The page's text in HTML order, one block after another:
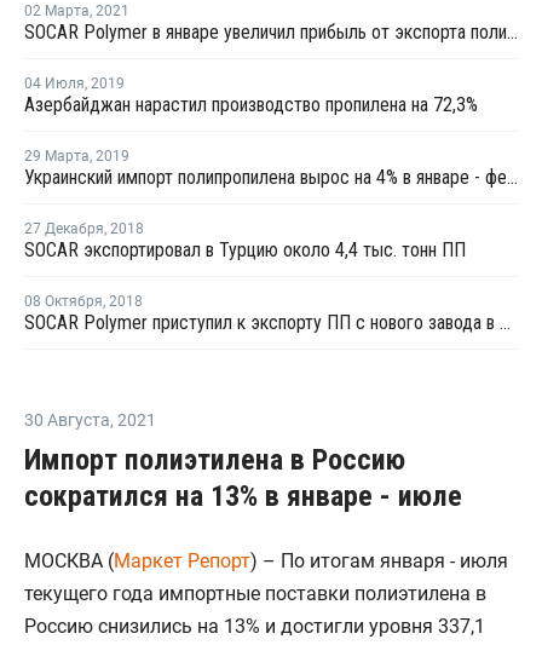
02 Марта, 2021
SOCAR Polymer в январе увеличил прибыль от экспорта полипропилена на 53%
04 Июля, 2019
Азербайджан нарастил производство пропилена на 72,3%
29 Марта, 2019
Украинский импорт полипропилена вырос на 4% в январе - феврале
27 Декабря, 2018
SOCAR экспортировал в Турцию около 4,4 тыс. тонн ПП
08 Октября, 2018
SOCAR Polymer приступил к экспорту ПП с нового завода в Сумгаите
30 Августа, 2021
Импорт полиэтилена в Россию
сократился на 13% в январе - июле
МОСКВА (Маркет Репорт) – По итогам января - июля
текущего года импортные поставки полиэтилена в
Россию снизились на 13% и достигли уровня 337,1